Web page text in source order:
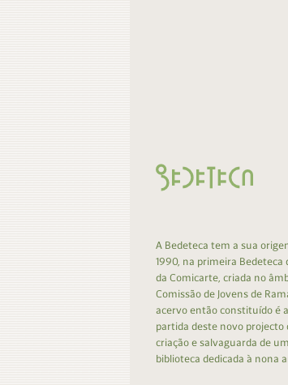
A Bedeteca tem a sua
1990, na primeira Bedeteca
da Comicarte, criada no
Comissão de Jovens de
acervo então constituído é
partida deste novo projecto
criação e salvaguarda de
biblioteca dedicada à nona